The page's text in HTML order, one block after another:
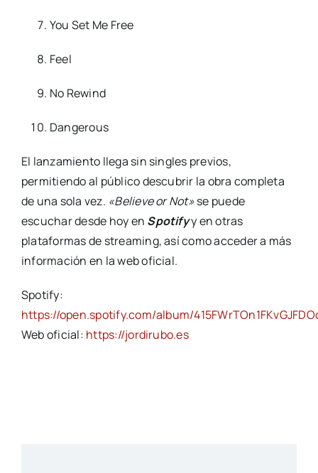
You Set Me Free
Feel
No Rewind
Dangerous
El lanzamiento llega sin singles previos,
permitiendo al público descubrir la obra completa
de una sola vez. «Believe or Not»se puede
escuchar desde hoy en Spotifyy en otras
plataformas de streaming, así como acceder a más
información en la web oficial.
Spotify:
https://open.spotify.com/album/
Web oficial: https://jordirubo.es